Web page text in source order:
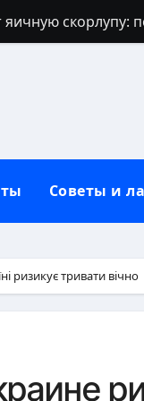
скорлупу:
духовный щит
рассаду перца
наследуют
чтобы
Советы и
ризикує тривати вічно